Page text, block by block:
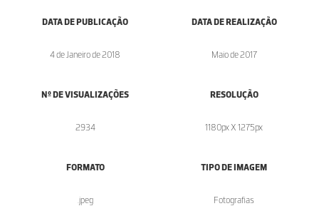
DATA DE PUBLICAÇÃO
4 de Janeiro de 2018
DATA DE REALIZAÇÃO
Maio de 2017
Nº DE VISUALIZAÇÕES
2934
RESOLUÇÃO
1180px X 1275px
FORMATO
.jpeg
TIPO DE IMAGEM
Fotografias